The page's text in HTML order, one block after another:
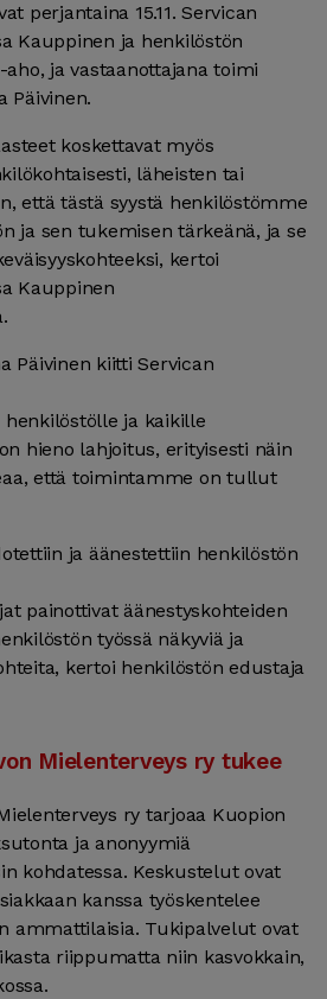
perjantaina 15.11. Servican
Kauppinen ja henkilöstön
ja vastaanottajana toimi
Päivinen.
koskettavat myös
läheisten tai
että tästä syystä henkilöstömme
ja sen tukemisen tärkeänä, ja se
kertoi
Kauppinen
Päivinen kiitti Servican
henkilöstölle ja kaikille
hieno lahjoitus, erityisesti näin
että toimintamme on tullut
ja äänestettiin henkilöstön
painottivat äänestyskohteiden
työssä näkyviä ja
kertoi henkilöstön edustaja
Mielenterveys ry tukee
ry tarjoaa Kuopion
ja anonyymiä
kohdatessa. Keskustelut ovat
kanssa työskentelee
ammattilaisia. Tukipalvelut ovat
riippumatta niin kasvokkain,